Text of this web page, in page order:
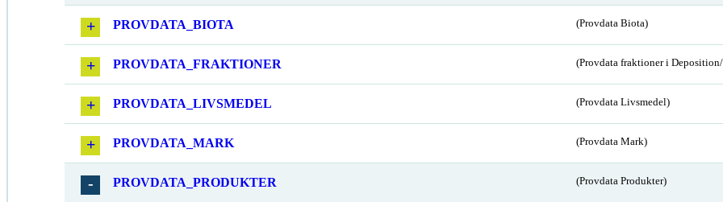
PROVDATA_BIOTA (Provdata Biota)
PROVDATA_FRAKTIONER (Provdata fraktioner i
PROVDATA_LIVSMEDEL (Provdata Livsmedel)
PROVDATA_MARK (Provdata Mark)
PROVDATA_PRODUKTER (Provdata Produkter)